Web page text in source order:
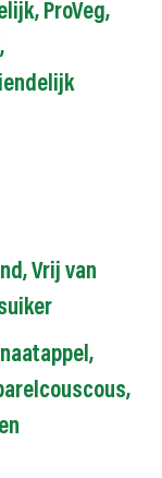
, ProVeg,
,
,Vrij van